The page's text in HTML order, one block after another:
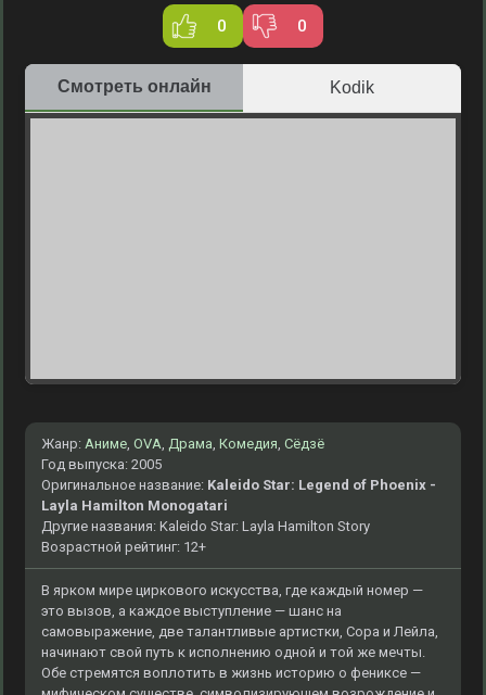
0 0
Смотреть онлайн Kodik
Жанр: Аниме, OVA, Драма, Комедия, Сёдзё
Год выпуска: 2005
Оригинальное название: Kaleido Star: Legend of Phoenix -
Layla Hamilton Monogatari
Другие названия: Kaleido Star: Layla Hamilton Story
Возрастной рейтинг: 12+
В ярком мире циркового искусства, где каждый номер —
это вызов, а каждое выступление — шанс на
самовыражение, две талантливые артистки, Сора и Лейла,
начинают свой путь к исполнению одной и той же мечты.
Обе стремятся воплотить в жизнь историю о фениксе —